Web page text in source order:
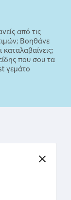
από τις
Βοηθάνε
που σου τα
γεμάτο